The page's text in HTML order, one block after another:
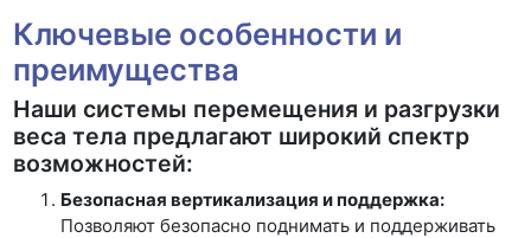
Ключевые особенности и
преимущества
Наши системы перемещения и разгрузки
веса тела предлагают широкий спектр
возможностей:
Безопасная вертикализация и поддержка:
Позволяют безопасно поднимать и поддерживать